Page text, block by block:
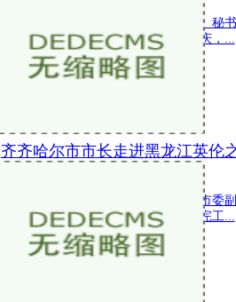
2022年10月26日，齐齐哈尔市委常委、
张宇飞一行，在梅里斯区委书记郝宪庆，...
齐齐哈尔市市长走进黑龙江英伦
2022年10月24日，黑龙江省齐齐哈尔市
龙江英伦之恋食品集团有限公司调研完工...